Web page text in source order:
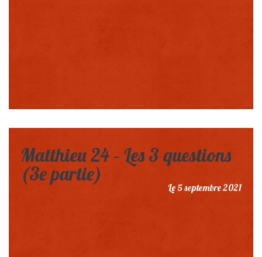
Matthieu 24 – Les 3 questions
(3e partie)
Le 5 septembre 2021